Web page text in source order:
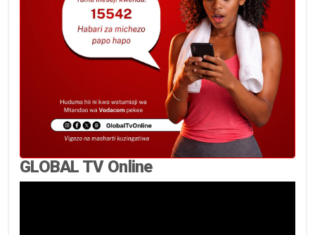
GLOBAL TV Online